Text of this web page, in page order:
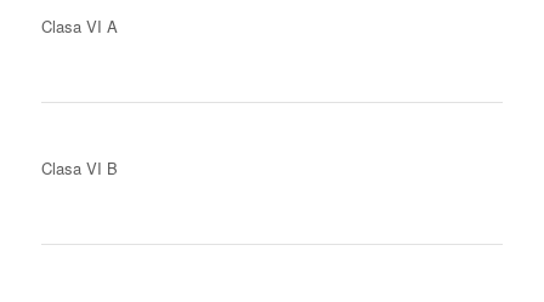
Clasa VI A
Clasa VI B